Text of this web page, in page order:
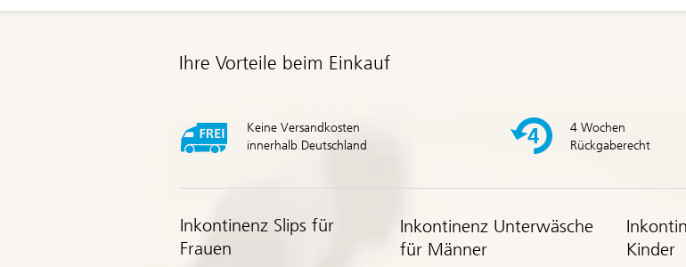
Ihre Vorteile beim Einkauf
Keine Versandkosten
innerhalb Deutschland
4 Wochen
Rückgaberecht
Inkontinenz Slips für
Frauen
Inkontinenz Unterwäsche
für Männer
Kinder